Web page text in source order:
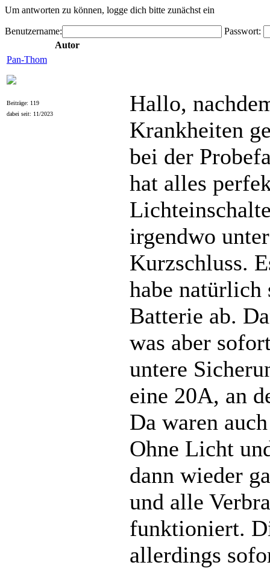
Um antworten zu können, logge dich bitte zunächst ein
Benutzername:
Passwort:
Autor
Pan-Thom
Beiträge: 119
dabei seit: 11/2023
Hallo,
Krankheiten
bei der
hat alles
irgendwo
Kurzschluss.
habe natürlich
Batterie ab.
was aber
untere
eine 20A, an
Da waren
Ohne Licht
dann wieder
und alle
funktioniert.
allerdings